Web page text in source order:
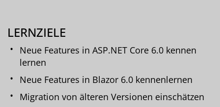
LERNZIELE
Neue Features in ASP.NET Core 6.0 kennen
lernen
Neue Features in Blazor 6.0 kennenlernen
Migration von älteren Versionen einschätzen